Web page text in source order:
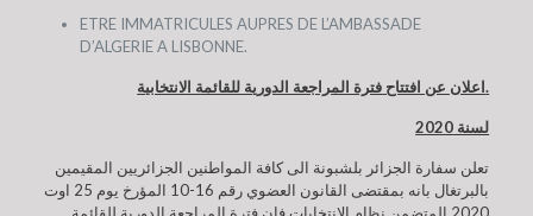
ETRE IMMATRICULES AUPRES DE L’AMBASSADE
D’ALGERIE A LISBONNE.
اعلان عن افتتاح فترة المراجعة الدورية للقائمة الانتخابية.
لسنة 2020
تعلن سفارة الجزائر بلشبونة الى كافة المواطنين الجزائريين المقيمين
بالبرتغال بانه بمقتضى القانون العضوي رقم 16-10 المؤرخ يوم 25 اوت